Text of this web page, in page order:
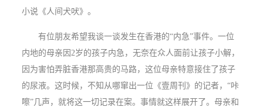
小说《人间犬吠》。
有位朋友希望我谈一谈发生在香港的“内急”事件。一位
内地的母亲因 2岁的孩子内急，无奈在众人面前让孩子小解，
因为害怕弄脏香港那高贵的马路，这位母亲特意接住了孩子
的尿液。这时候，不知从哪窜出一位《壹周刊》的记者，“咔
嚓”几声，就将这一切记录在案。事情就这样展开了。母亲和